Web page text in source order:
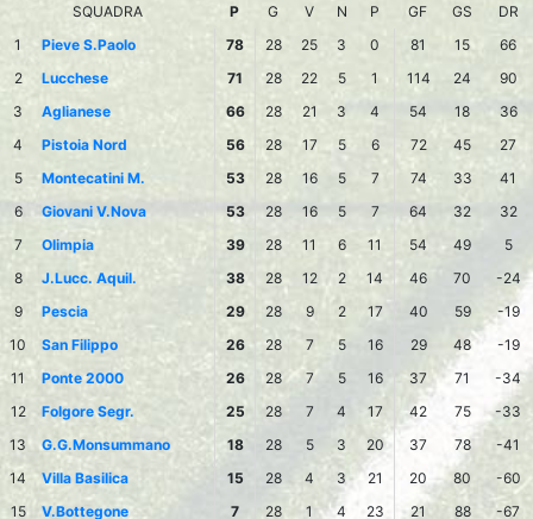
SQUADRA
P G V N P GF GS
DR
1
Pieve S.Paolo 78 28 25 3 0 81 15
66
2
Lucchese 71 28 22 5 1 114 24
90
3
Aglianese 66 28 21 3 4 54 18
36
4
Pistoia Nord 56 28 17 5 6 72 45
27
5
Montecatini M. 53 28 16 5 7 74 33
41
6
Giovani V.Nova 53 28 16 5 7 64 32
32
7
Olimpia 39 28 11 6 11 54 49
5
8
J.Lucc. Aquil. 38 28 12 2 14 46 70
-24
9
Pescia 29 28 9 2 17 40 59
-19
10
San Filippo 26 28 7 5 16 29 48
-19
11
Ponte 2000 26 28 7 5 16 37 71
-34
12
Folgore Segr. 25 28 7 4 17 42 75
-33
13
G.G.Monsummano 18 28 5 3 20 37 78
-41
14
Villa Basilica 15 28 4 3 21 20 80
-60
15
V.Bottegone 7 28 1 4 23 21 88 -67